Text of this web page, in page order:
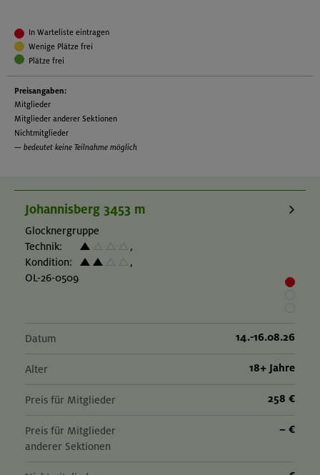
In Warteliste eintragen
Wenige Plätze frei
Plätze frei
Preisangaben:
Mitglieder
Mitglieder anderer Sektionen
Nichtmitglieder
— bedeutet keine Teilnahme möglich
Johannisberg 3453 m
Glocknergruppe
Technik:
,
Kondition:
,
OL-26-0509
Datum 14.-16.08.26
Alter 18+ Jahre
Preis für Mitglieder 258 €
Preis für Mitglieder
anderer Sektionen
– €